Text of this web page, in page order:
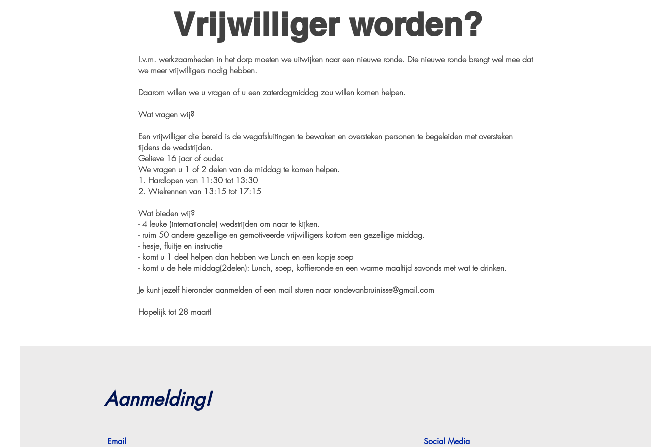
Vrijwilliger worden?
I.v.m. werkzaamheden in het dorp moeten we uitwijken naar een nieuwe ronde. Die nieuwe ronde brengt wel mee dat
we meer vrijwilligers nodig hebben.
Daarom willen we u vragen of u een zaterdagmiddag zou willen komen helpen.
Wat vragen wij?
Een vrijwilliger die bereid is de wegafsluitingen te bewaken en oversteken personen te begeleiden met oversteken
tijdens de wedstrijden.
Gelieve 16 jaar of ouder.
We vragen u 1 of 2 delen van de middag te komen helpen.
1. Hardlopen van 11:30 tot 13:30
2. Wielrennen van 13:15 tot 17:15
Wat bieden wij?
- 4 leuke (internationale) wedstrijden om naar te kijken.
- ruim 50 andere gezellige en gemotiveerde vrijwilligers kortom een gezellige middag.
- hesje, fluitje en instructie
- komt u 1 deel helpen dan hebben we Lunch en een kopje soep
- komt u de hele middag(2delen): Lunch, soep, koffieronde en een warme maaltijd savonds met wat te drinken.
Je kunt jezelf hieronder aanmelden of een mail sturen naar rondevanbruinisse@gmail.com
Hopelijk tot 28 maart!
Aanmelding!
Email Social Media